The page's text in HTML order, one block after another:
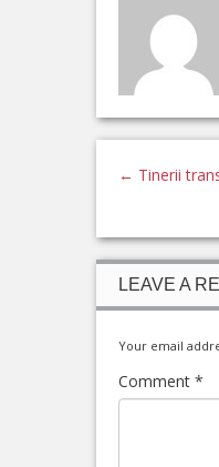
← Tinerii
LEAVE A
Your email
Comment *